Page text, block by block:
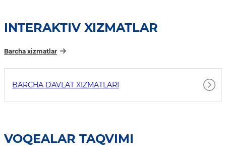
INTERAKTIV XIZMATLAR
Barcha xizmatlar
BARCHA DAVLAT XIZMATLARI
VOQEALAR TAQVIMI